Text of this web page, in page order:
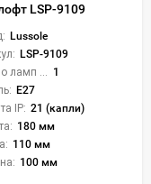
LSP-9109
Lussole
LSP-9109
1
E27
IP: 21 (капли)
180 мм
110 мм
100 мм